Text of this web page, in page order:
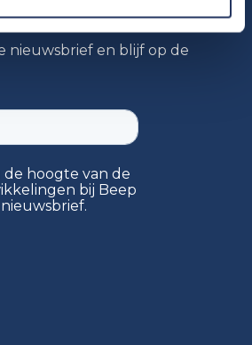
nieuwsbrief en blijf op de